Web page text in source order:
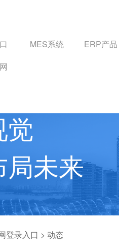
MES系统
ERP产品
觉
未来
登录入口 > 动态